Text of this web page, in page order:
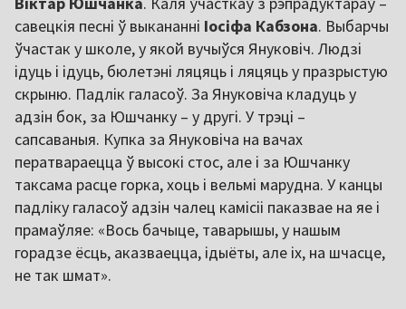
савецкія песні ў выкананні Іосіфа Кабзона. Выбарчы
ўчастак у школе, у якой вучыўся Януковіч. Людзі
ідуць і ідуць, бюлетэні ляцяць і ляцяць у празрыстую
скрыню. Падлік галасоў. За Януковіча кладуць у
адзін бок, за Юшчанку – у другі. У трэці –
сапсаваныя. Купка за Януковіча на вачах
ператвараецца ў высокі стос, але і за Юшчанку
таксама расце горка, хоць і вельмі марудна. У канцы
падліку галасоў адзін чалец камісіі паказвае на яе і
прамаўляе: «Вось бачыце, таварышы, у нашым
горадзе ёсць, аказваецца, ідыёты, але іх, на шчасце,
не так шмат».